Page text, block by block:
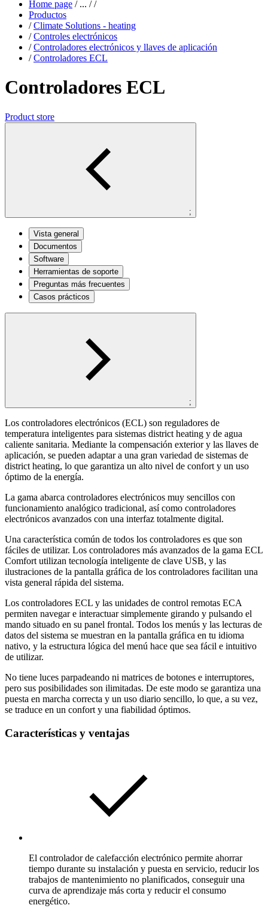
Home page /... / /
Productos
/ Climate Solutions - heating
/ Controles electrónicos
/ Controladores electrónicos y llaves de aplicación
/ Controladores ECL
Controladores ECL
Product store
;
Vista general
Documentos
Software
Herramientas de soporte
Preguntas más frecuentes
Casos prácticos
;
Los controladores electrónicos (ECL) son reguladores de
temperatura inteligentes para sistemas district heating y de agua
caliente sanitaria. Mediante la compensación exterior y las llaves de
aplicación, se pueden adaptar a una gran variedad de sistemas de
district heating, lo que garantiza un alto nivel de confort y un uso
óptimo de la energía.
La gama abarca controladores electrónicos muy sencillos con
funcionamiento analógico tradicional, así como controladores
electrónicos avanzados con una interfaz totalmente digital.
Una característica común de todos los controladores es que son
fáciles de utilizar. Los controladores más avanzados de la gama ECL
Comfort utilizan tecnología inteligente de clave USB, y las
ilustraciones de la pantalla gráfica de los controladores facilitan una
vista general rápida del sistema.
Los controladores ECL y las unidades de control remotas ECA
permiten navegar e interactuar simplemente girando y pulsando el
mando situado en su panel frontal. Todos los menús y las lecturas de
datos del sistema se muestran en la pantalla gráfica en tu idioma
nativo, y la estructura lógica del menú hace que sea fácil e intuitivo
de utilizar.
No tiene luces parpadeando ni matrices de botones e interruptores,
pero sus posibilidades son ilimitadas. De este modo se garantiza una
puesta en marcha correcta y un uso diario sencillo, lo que, a su vez,
se traduce en un confort y una fiabilidad óptimos.
Características y ventajas
El controlador de calefacción electrónico permite ahorrar
tiempo durante su instalación y puesta en servicio, reducir los
trabajos de mantenimiento no planificados, conseguir una
curva de aprendizaje más corta y reducir el consumo
energético.